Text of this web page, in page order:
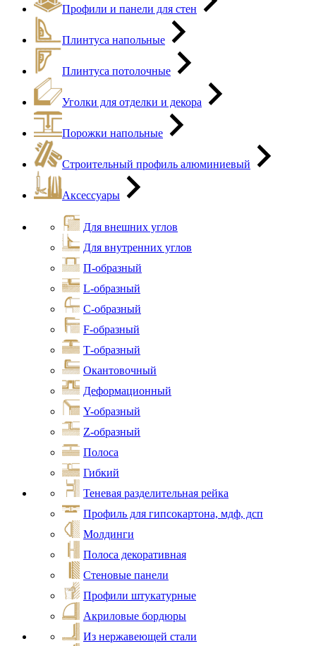
Профили и панели для стен
Плинтуса напольные
Плинтуса потолочные
Уголки для отделки и декора
Порожки напольные
Строительный профиль алюминиевый
Аксессуары
Для внешних углов
Для внутренних углов
П-образный
L-образный
С-образный
F-образный
Т-образный
Окантовочный
Деформационный
Y-образный
Z-образный
Полоса
Гибкий
Теневая разделительная рейка
Профиль для гипсокартона, мдф, дсп
Молдинги
Полоса декоративная
Стеновые панели
Профили штукатурные
Акриловые бордюры
Из нержавеющей стали